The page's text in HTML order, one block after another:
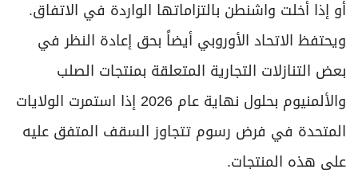
أو إذا أخلت واشنطن بالتزاماتها الواردة في الاتفاق.
ويحتفظ الاتحاد الأوروبي أيضاً بحق إعادة النظر في
بعض التنازلات التجارية المتعلقة بمنتجات الصلب
والألمنيوم بحلول نهاية عام 2026 إذا استمرت الولايات
المتحدة في فرض رسوم تتجاوز السقف المتفق عليه
على هذه المنتجات.